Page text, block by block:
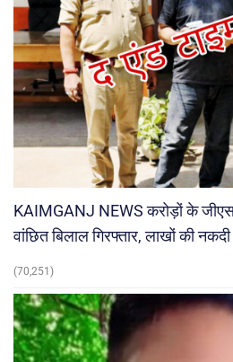
KAIMGANJ NEWS करोड़ों के
वांछित बिलाल गिरफ्तार, लाखों की
(70,251)